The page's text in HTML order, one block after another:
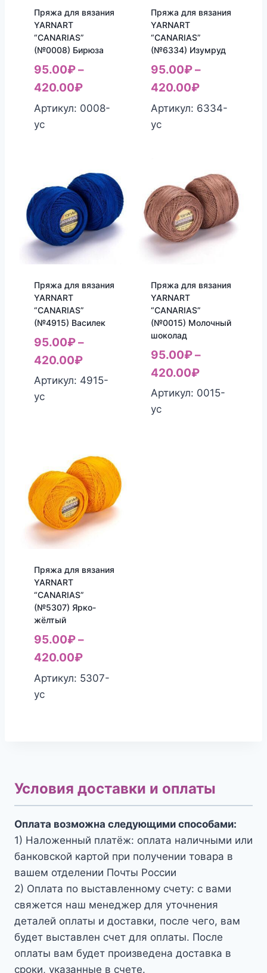
Пряжа для вязания
YARNART
“CANARIAS”
(№0008) Бирюза
95.00₽–
420.00₽
Артикул: 0008-
yc
Пряжа для вязания
YARNART
“CANARIAS”
(№6334) Изумруд
95.00₽–
420.00₽
Артикул: 6334-
yc
Пряжа для вязания
YARNART
“CANARIAS”
(№4915) Василек
95.00₽–
420.00₽
Артикул: 4915-
yc
Пряжа для вязания
YARNART
“CANARIAS”
(№0015) Молочный
шоколад
95.00₽–
420.00₽
Артикул: 0015-
yc
Пряжа для вязания
YARNART
“CANARIAS”
(№5307) Ярко-
жёлтый
95.00₽–
420.00₽
Артикул: 5307-
yc
Условия доставки и оплаты
Оплата возможна следующими способами:
1) Наложенный платёж: оплата наличными или
банковской картой при получении товара в
вашем отделении Почты России
2) Оплата по выставленному счету: с вами
свяжется наш менеджер для уточнения
деталей оплаты и доставки, после чего, вам
будет выставлен счет для оплаты. После
оплаты вам будет произведена доставка в
сроки, указанные в счете.